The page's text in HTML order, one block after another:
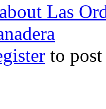
about Las
to